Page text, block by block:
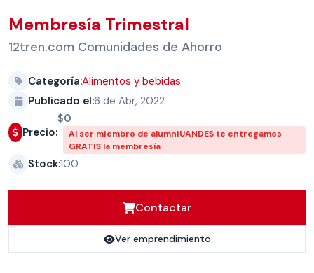
Membresía Trimestral
12tren.com Comunidades de Ahorro
Categoría:Alimentos y bebidas
Publicado el:6 de Abr, 2022
Precio:
$0
Al ser miembro de alumniUANDES te entregamos
GRATIS la membresía
Stock:100
Contactar
Ver emprendimiento